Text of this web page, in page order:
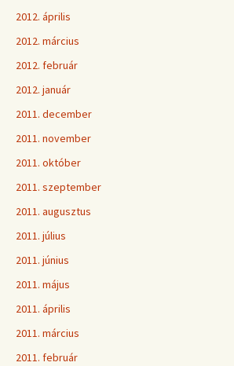
2012. április
2012. március
2012. február
2012. január
2011. december
2011. november
2011. október
2011. szeptember
2011. augusztus
2011. július
2011. június
2011. május
2011. április
2011. március
2011. február